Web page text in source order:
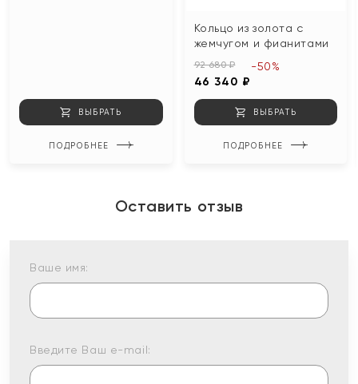
ВЫБРАТЬ
ПОДРОБНЕЕ
Кольцо из золота с
жемчугом и фианитами
92 680 ₽
46 340 ₽
-50%
ВЫБРАТЬ
ПОДРОБНЕЕ
Оставить отзыв
Ваше имя:
Введите Ваш e-mail: